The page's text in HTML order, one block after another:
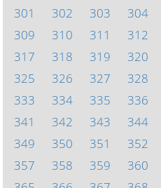
301
302 303 304
309
310 311 312
317
318 319 320
325
326 327 328
333
334 335 336
341
342 343 344
349
350 351 352
357
358 359 360